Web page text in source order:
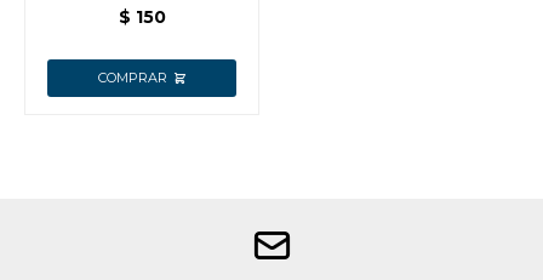
BRIDGE 1 KG
$ 150